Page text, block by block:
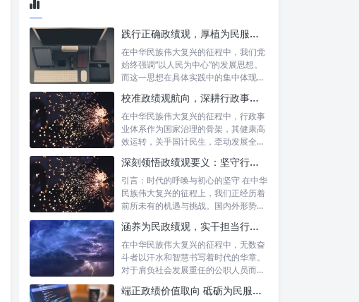
践行正确政绩观，厚植为民服务根基：迈向高质量发展的根本遵循
在中华民族伟大复兴的征程中，我们党
始终强调“以人民为中心”的发展思想。
而这一思想在具体实践中的集中体现，
校准政绩观航向，深耕行政事业本职：新时代高质量发展的双重 imperative
在中华民族伟大复兴的征程中，行政事
业体系作为国家治理的骨架，其健康高
效运转，关乎国计民生，牵动发展全
深刻领悟政绩观要义：坚守行政事业初心，绘就为民服务新篇章
引言：时代的呼唤与初心的坚守 在中华
民族伟大复兴的征程上，我们正经历着
前所未有的机遇与挑战。国内外形势复
涵养为民政绩观，实干担当行稳致远：新时代公仆的价值坐标与实践航向
在中华民族伟大复兴的征程中，无数奋
斗者以汗水和智慧书写着时代的华章。
对于肩负社会发展重任的公职人员而
端正政绩价值取向 砥砺为民服务初心：新时代公仆的责任与担当